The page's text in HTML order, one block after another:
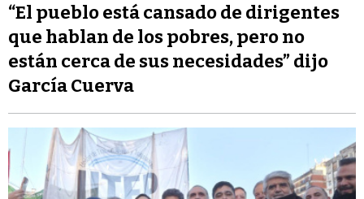
“El pueblo está cansado de dirigentes
que hablan de los pobres, pero no
están cerca de sus necesidades” dijo
García Cuerva